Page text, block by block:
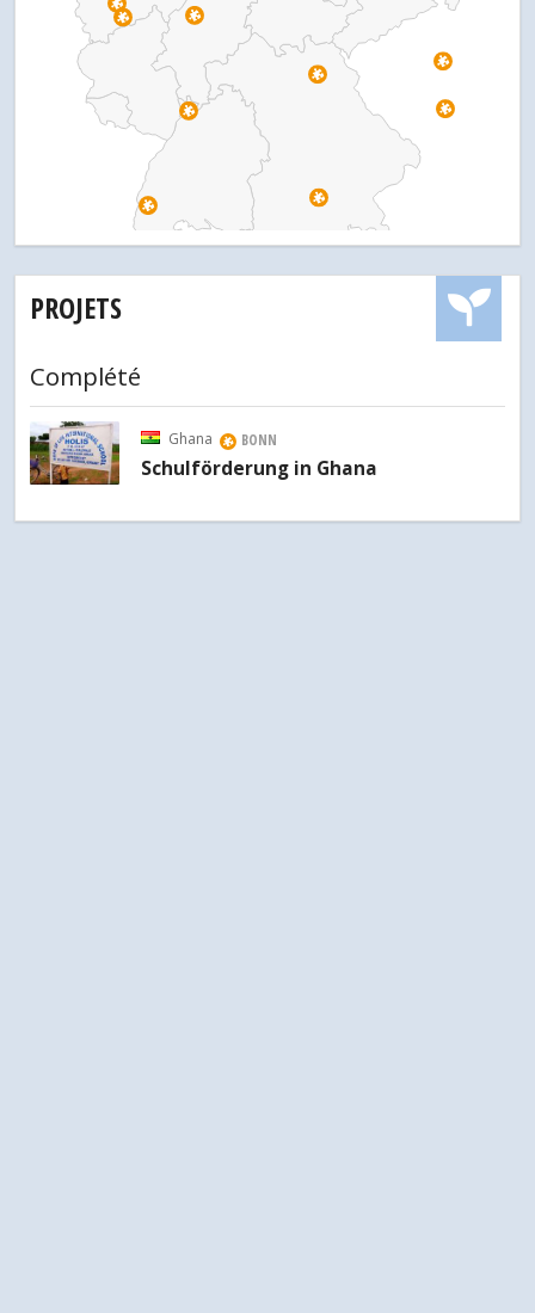
PROJETS
Complété
Ghana BONN
Schulförderung in Ghana